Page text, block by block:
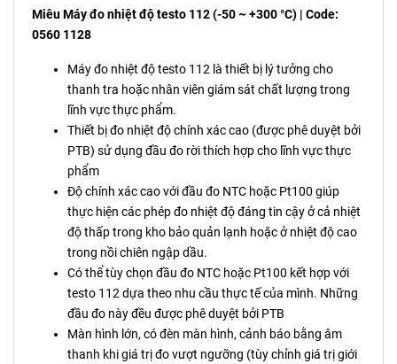
Miêu Máy đo nhiệt độ testo 112 (-50 ~ +300 °C) | Code:
0560 1128
Máy đo nhiệt độ testo 112 là thiết bị lý tưởng cho
thanh tra hoặc nhân viên giám sát chất lượng trong
lĩnh vực thực phẩm.
Thiết bị đo nhiệt độ chính xác cao (được phê duyệt bởi
PTB) sử dụng đầu đo rời thích hợp cho lĩnh vực thực
phẩm
Độ chính xác cao với đầu đo NTC hoặc Pt100 giúp
thực hiện các phép đo nhiệt độ đáng tin cậy ở cả nhiệt
độ thấp trong kho bảo quản lạnh hoặc ở nhiệt độ cao
trong nồi chiên ngập dầu.
Có thể tùy chọn đầu đo NTC hoặc Pt100 kết hợp với
testo 112 dựa theo nhu cầu thực tế của mình. Những
đầu đo này đều được phê duyệt bởi PTB
Màn hình lớn, có đèn màn hình, cảnh báo bằng âm
thanh khi giá trị đo vượt ngưỡng (tùy chỉnh giá trị giới